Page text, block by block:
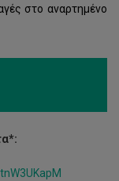
στο αναρτημένο